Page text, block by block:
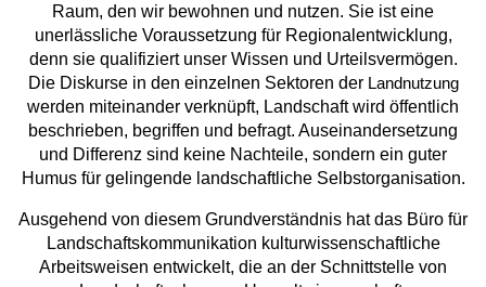
Raum, den wir bewohnen und nutzen. Sie ist eine
unerlässliche Voraussetzung für Regionalentwicklung,
denn sie qualifiziert unser Wissen und Urteilsvermögen.
Die Diskurse in den einzelnen Sektoren der Landnutzung
werden miteinander verknüpft, Landschaft wird öffentlich
beschrieben, begriffen und befragt. Auseinandersetzung
und Differenz sind keine Nachteile, sondern ein guter
Humus für gelingende landschaftliche Selbstorganisation.
Ausgehend von diesem Grundverständnis hat das Büro für
Landschaftskommunikation kulturwissenschaftliche
Arbeitsweisen entwickelt, die an der Schnittstelle von